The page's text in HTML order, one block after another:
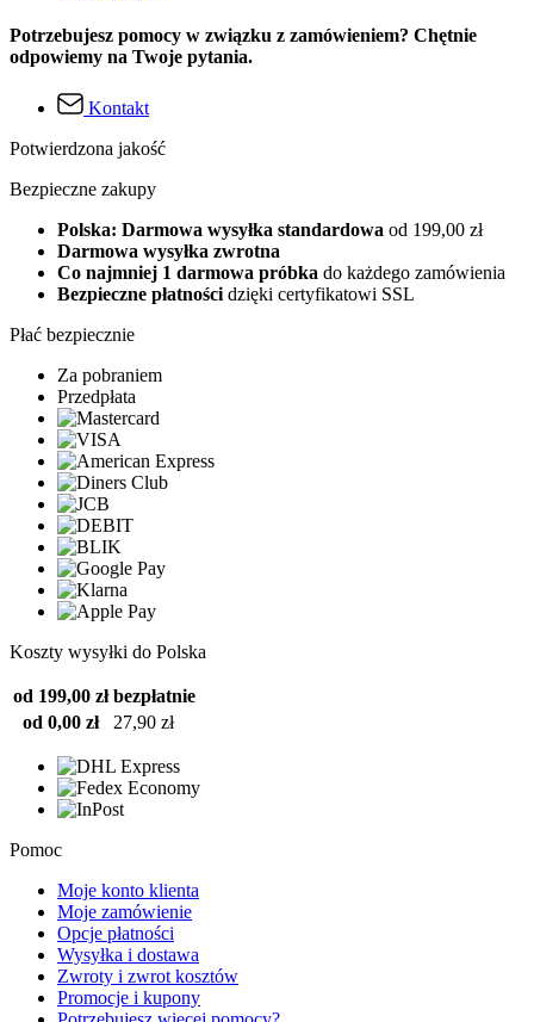
Potrzebujesz pomocy w związku z zamówieniem? Chętnie
odpowiemy na Twoje pytania.
Kontakt
Potwierdzona jakość
Bezpieczne zakupy
Polska: Darmowa wysyłka standardowa od 199,00 zł
Darmowa wysyłka zwrotna
Co najmniej 1 darmowa próbka do każdego zamówienia
Bezpieczne płatnościdzięki certyfikatowi SSL
Płać bezpiecznie
Za pobraniem
Przedpłata
Koszty wysyłki do Polska
od 199,00 zł bezpłatnie
od 0,00 zł
27,90 zł
Pomoc
Moje konto klienta
Moje zamówienie
Opcje płatności
Wysyłka i dostawa
Zwroty i zwrot kosztów
Promocje i kupony